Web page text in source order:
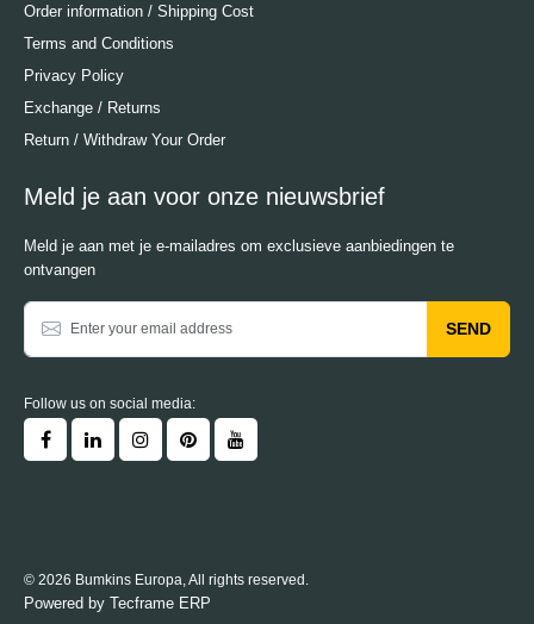
Order information / Shipping Cost
Terms and Conditions
Privacy Policy
Exchange / Returns
Return / Withdraw Your Order
Meld je aan voor onze nieuwsbrief
Meld je aan met je e-mailadres om exclusieve aanbiedingen te
ontvangen
SEND
Follow us on social media:
© 2026 Bumkins Europa, All rights reserved.
Powered by Tecframe ERP